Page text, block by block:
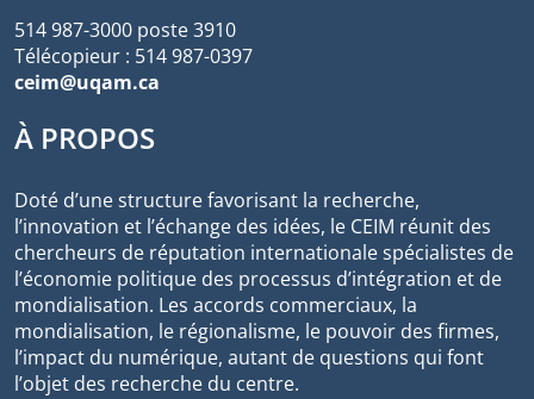
514 987-3000 poste 3910
Télécopieur : 514 987-0397
ceim@uqam.ca
À PROPOS
Doté d’une structure favorisant la recherche,
l’innovation et l’échange des idées, le CEIM réunit des
chercheurs de réputation internationale spécialistes de
l’économie politique des processus d’intégration et de
mondialisation. Les accords commerciaux, la
mondialisation, le régionalisme, le pouvoir des firmes,
l’impact du numérique, autant de questions qui font
l’objet des recherche du centre.